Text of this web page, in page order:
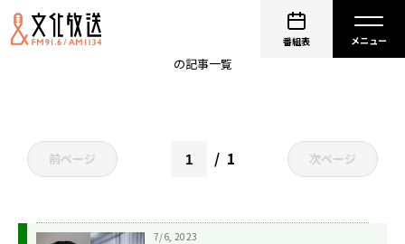
番組表
の記事一覧
前ページ 1 次ページ
7/6, 2023